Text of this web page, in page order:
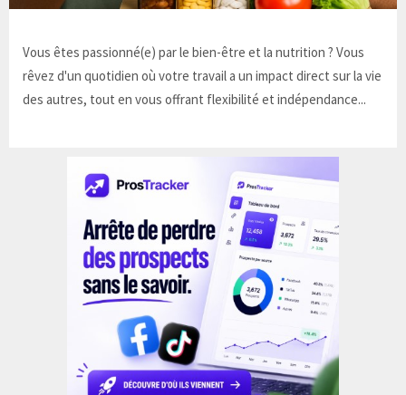
Vous êtes passionné(e) par le bien-être et la nutrition ? Vous
rêvez d'un quotidien où votre travail a un impact direct sur la vie
des autres, tout en vous offrant flexibilité et indépendance...